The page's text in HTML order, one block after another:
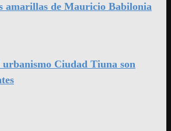
amarillas de Mauricio Babilonia
Ciudad Tiuna son